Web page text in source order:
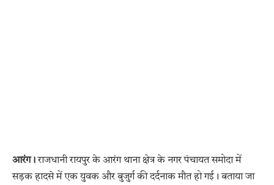
आरंग। राजधानी रायपुर के आरंग थाना क्षेत्र के नगर पंचायत समोदा में
सड़क हादसे में एक युवक और बुजुर्ग की दर्दनाक मौत हो गई। बताया जा